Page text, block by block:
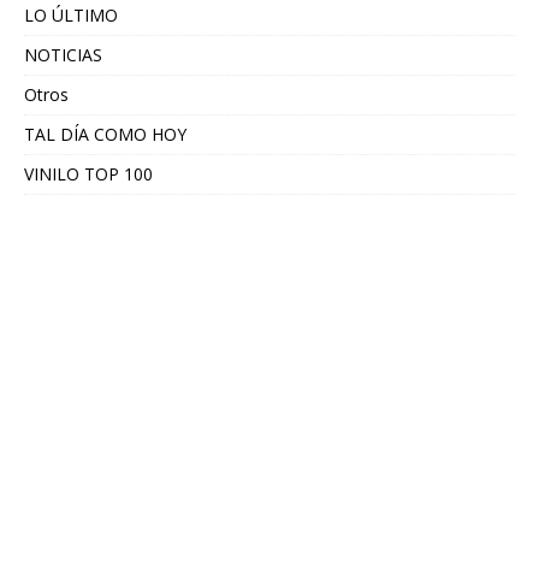
LO ÚLTIMO
NOTICIAS
Otros
TAL DÍA COMO HOY
VINILO TOP 100